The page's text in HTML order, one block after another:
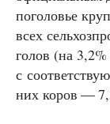
поголовье
всех
голов (на
с
них коров —